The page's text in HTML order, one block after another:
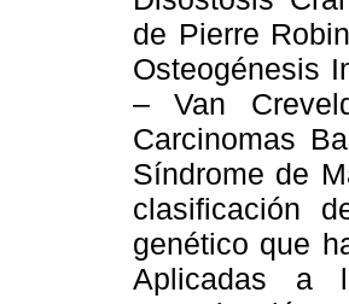
de Pierre
Osteogénesis
– Van
Carcinomas
Síndrome de
clasificación
genético que
Aplicadas a